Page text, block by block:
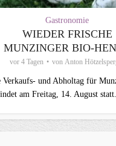
Gastronomie
WIEDER FRISCHE
MUNZINGER BIO-
vor 4 Tagen von Anton
Verkaufs- und Abholtag für
am Freitag, 14. August statt.